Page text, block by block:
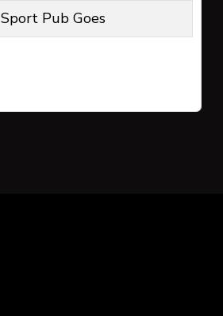
Sport Pub Goes